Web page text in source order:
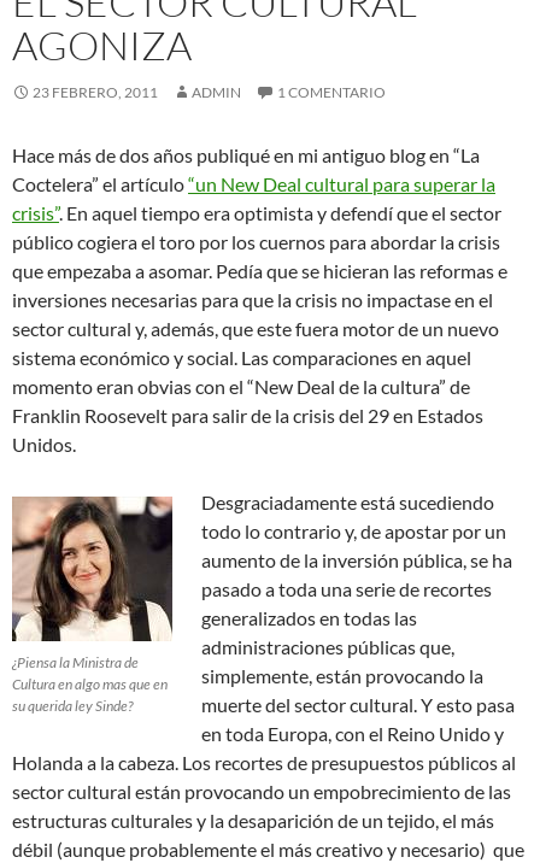
AGONIZA
23 FEBRERO, 2011 ADMIN 1 COMENTARIO
Hace más de dos años publiqué en mi antiguo blog en “La
Coctelera” el artículo“un New Deal cultural para superar la
crisis”. En aquel tiempo era optimista y defendí que el sector
público cogiera el toro por los cuernos para abordar la crisis
que empezaba a asomar. Pedía que se hicieran las reformas e
inversiones necesarias para que la crisis no impactase en el
sector cultural y, además, que este fuera motor de un nuevo
sistema económico y social. Las comparaciones en aquel
momento eran obvias con el “New Deal de la cultura” de
Franklin Roosevelt para salir de la crisis del 29 en Estados
Unidos.
¿Piensa la Ministra de
Cultura en algo mas que en
su querida ley Sinde?
Desgraciadamente está sucediendo
todo lo contrario y, de apostar por un
aumento de la inversión pública, se ha
pasado a toda una serie de recortes
generalizados en todas las
administraciones públicas que,
simplemente, están provocando la
muerte del sector cultural. Y esto pasa
en toda Europa, con el Reino Unido y
Holanda a la cabeza. Los recortes de presupuestos públicos al
sector cultural están provocando un empobrecimiento de las
estructuras culturales y la desaparición de un tejido, el más
débil (aunque probablemente el más creativo y necesario) que